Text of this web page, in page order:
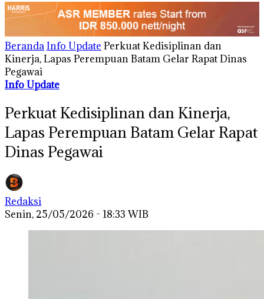
BerandaInfo Update Perkuat Kedisiplinan dan
Kinerja, Lapas Perempuan Batam Gelar Rapat Dinas
Pegawai
Info Update
Perkuat Kedisiplinan dan Kinerja,
Lapas Perempuan Batam Gelar Rapat
Dinas Pegawai
Redaksi
Senin, 25/05/2026 - 18:33 WIB